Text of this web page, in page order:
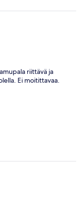
riittävä ja
Ei moitittavaa.